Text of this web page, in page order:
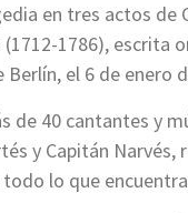
en tres actos de
(1712-1786),
el 6 de enero
de 40 cantantes y
y Capitán
lo que